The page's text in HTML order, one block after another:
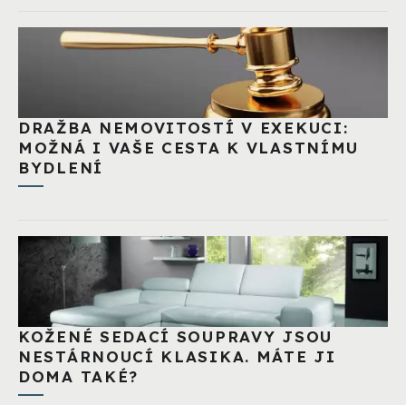
DRAŽBA NEMOVITOSTÍ V EXEKUCI:
MOŽNÁ I VAŠE CESTA K VLASTNÍMU
BYDLENÍ
KOŽENÉ SEDACÍ SOUPRAVY JSOU
NESTÁRNOUCÍ KLASIKA. MÁTE JI
DOMA TAKÉ?